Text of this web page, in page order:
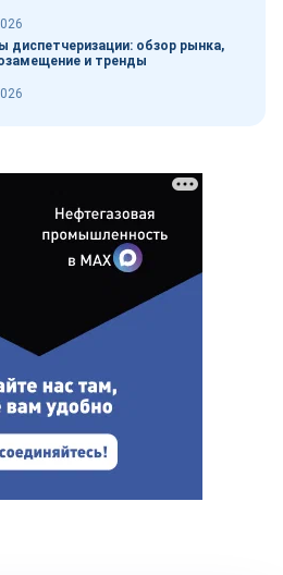
диспетчеризации: обзор рынка,
и тренды